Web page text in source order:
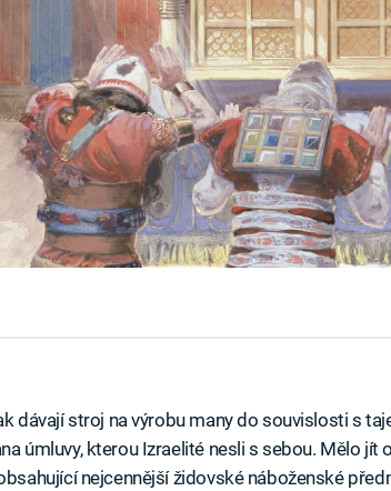
dávají stroj na výrobu many do souvislosti s
úmluvy, kterou Izraelité nesli s sebou. Mělo jít
nejcennější židovské náboženské